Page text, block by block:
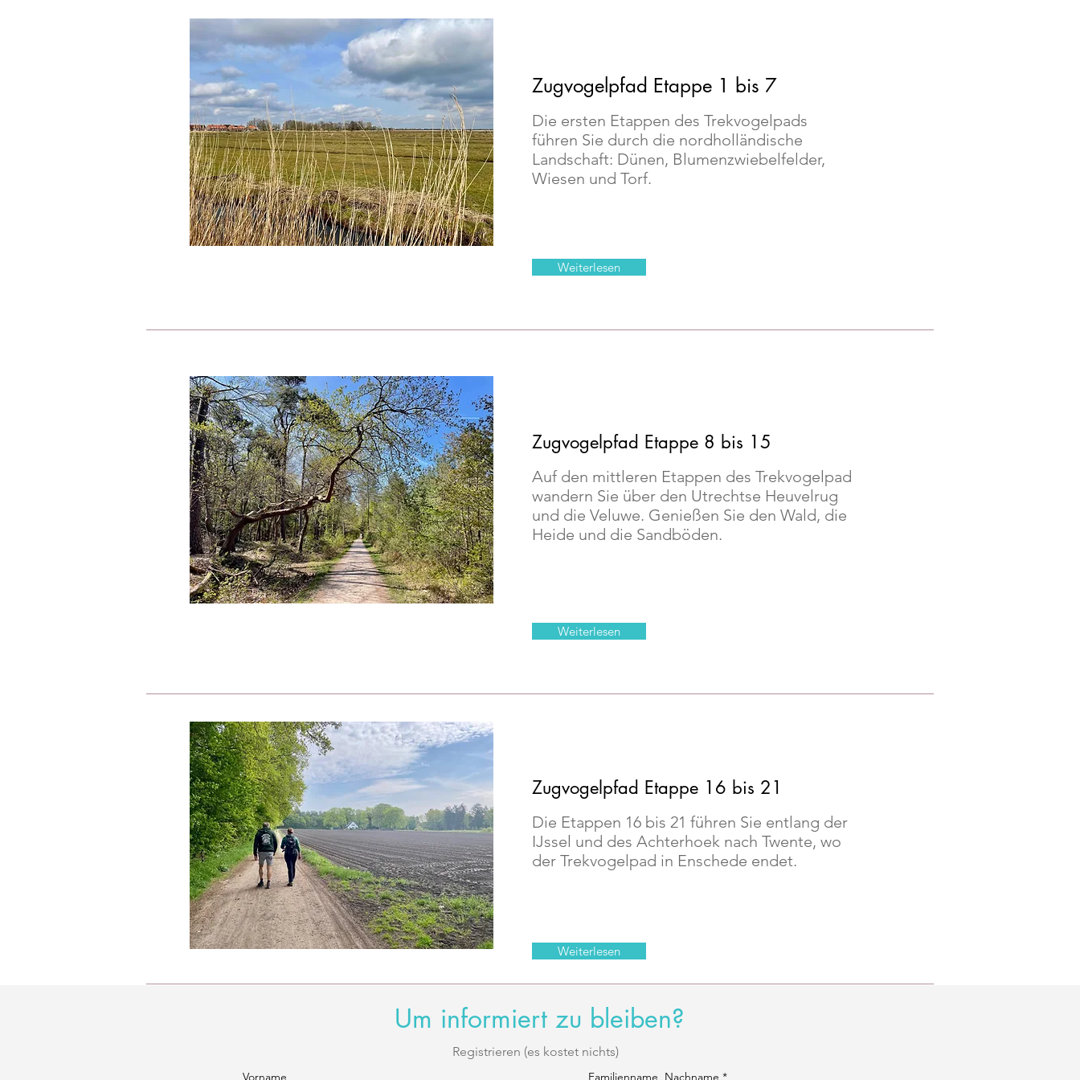
Zugvogelpfad Etappe 1 bis 7
Die ersten Etappen des Trekvogelpads
führen Sie durch die nordholländische
Landschaft: Dünen, Blumenzwiebelfelder,
Wiesen und Torf.
Weiterlesen
Zugvogelpfad Etappe 8 bis 15
Auf den mittleren Etappen des Trekvogelpad
wandern Sie über den Utrechtse Heuvelrug
und die Veluwe. Genießen Sie den Wald, die
Heide und die Sandböden.
Weiterlesen
Um informiert zu bleiben?
Registrieren (es kostet nichts)
Vorname Familienname, Nachname
Zugvogelpfad Etappe 16 bis 21
Die Etappen 16 bis 21 führen Sie entlang der
IJssel und des Achterhoek nach Twente, wo
der Trekvogelpad in Enschede endet.
Weiterlesen